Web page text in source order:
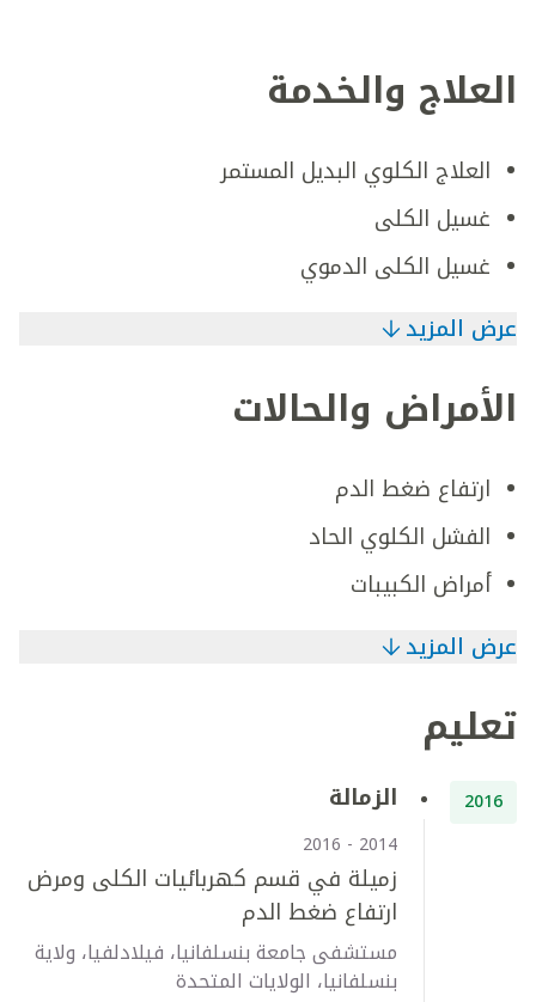
العلاج والخدمة
العلاج الكلوي البديل المستمر
غسيل الكلى
غسيل الكلى الدموي
عرض المزيد
الأمراض والحالات
ارتفاع ضغط الدم
الفشل الكلوي الحاد
أمراض الكبيبات
عرض المزيد
تعليم
2016 الزمالة
2014 - 2016
زميلة في قسم كهربائيات الكلى ومرض
ارتفاع ضغط الدم
مستشفى جامعة بنسلفانيا، فيلادلفيا، ولاية
بنسلفانيا، الولايات المتحدة